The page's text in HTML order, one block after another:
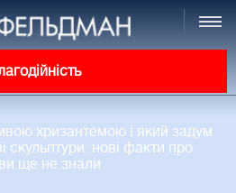
хризантемою і який задум
скульптури: нові факти про
ще не знали